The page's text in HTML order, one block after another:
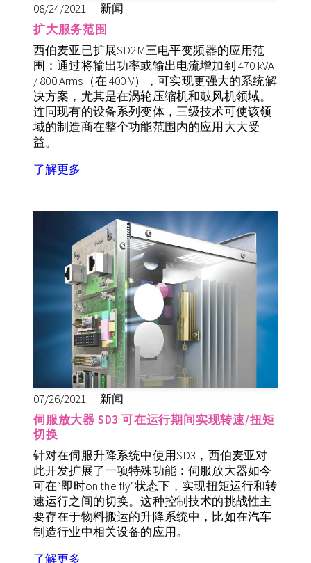
08/24/2021
新闻
扩大服务范围
西伯麦亚已扩展SD2M三电平变频器的应用范
围：通过将输出功率或输出电流增加到 470 kVA
/ 800 Arms（在 400 V），可实现更强大的系统解
决方案，尤其是在涡轮压缩机和鼓风机领域。
连同现有的设备系列变体，三级技术可使该领
域的制造商在整个功能范围内的应用大大受
益。
了解更多
07/26/2021
新闻
伺服放大器 SD3 可在运行期间实现转速/扭矩
切换
针对在伺服升降系统中使用SD3，西伯麦亚对
此开发扩展了一项特殊功能：伺服放大器如今
可在“即时on the fly”状态下，实现扭矩运行和转
速运行之间的切换。这种控制技术的挑战性主
要存在于物料搬运的升降系统中，比如在汽车
制造行业中相关设备的应用。
了解更多